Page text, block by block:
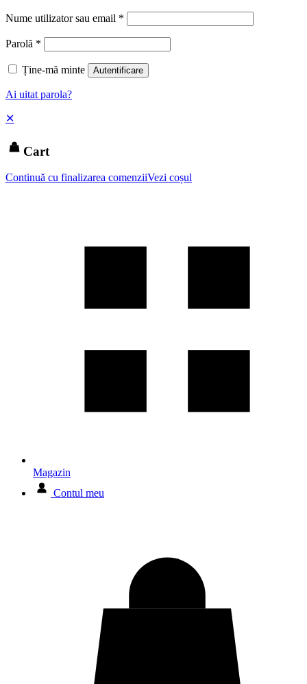
Nume utilizator sau email *
Parolă *
Ține-mă minte Autentificare
Ai uitat parola?
✕
Cart
Continuă cu finalizarea comenziiVezi coșul
Magazin
Contul meu